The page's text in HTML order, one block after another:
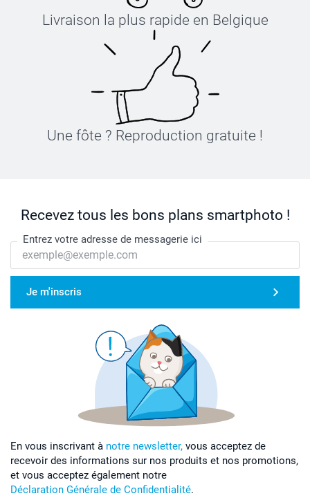
Livraison la plus rapide en Belgique
Une fôte ? Reproduction gratuite !
Recevez tous les bons plans smartphoto !
Entrez votre adresse de messagerie ici
Je m'inscris
En vous inscrivant à notre newsletter, vous acceptez de
recevoir des informations sur nos produits et nos promotions,
et vous acceptez également notre
Déclaration Générale de Confidentialité.